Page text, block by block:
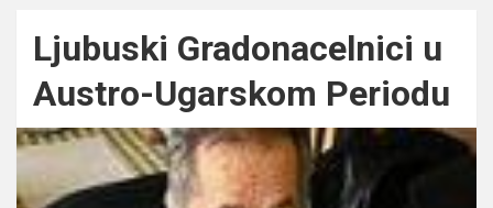
Ljubuski Gradonacelnici u
Austro-Ugarskom Periodu